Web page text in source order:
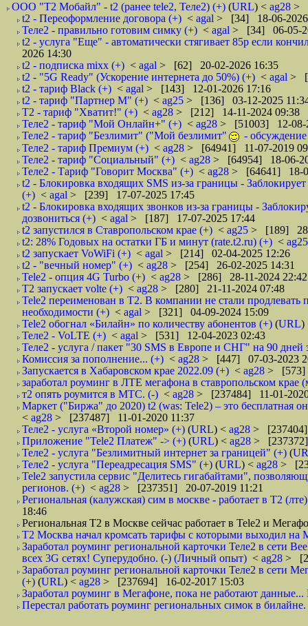
ООО "Т2 Мобайл" - t2 (ранее tele2, Теле2) (+) (URL) < ag28 >
t2 - Переоформление договора (+) < agal > [34] 18-06-2026
Теле2 - правильно готовим симку (+) < agal > [34] 06-05-
t2 - услуга "Еще" - автоматически стягивает 85р если
2026 14:30
t2 - подписка mixx (+) < agal > [62] 20-02-2026 16:35
t2 - "5G Ready" (Ускорение интернета до 50%) (+) < agal >
t2 - тариф Black (+) < agal > [143] 12-01-2026 17:16
t2 - тариф "Партнер М" (+) < ag25 > [136] 03-12-2025
Т2 - тариф "Хватит!" (+) < ag28 > [212] 14-11-2024 09:38
Теле2 - тариф "Мой Онлайн+" (+) < ag28 > [51003] 12-08-
Теле2 - тариф "Безлимит" ("Мой безлимит"
-
Теле2 - тариф Премиум (+) < ag28 > [64941] 11-07-2019
Теле2 - тариф "Социальный" (+) < ag28 > [64954] 18-06-
Теле2 - Тариф "Говорит Москва" (+) < ag28 > [64641] 18-
t2 - Блокировка входящих SMS из‑за границы -
(+) < agal > [239] 17-07-2025 17:45
t2 - Блокировка входящих звонков из‑за границы -
дозвониться (+) < agal > [187] 17-07-2025 17:44
t2 запустился в Ставропольском крае (+) < ag25 > [189] 28-
t2: 28% Годовых на остатки ГБ и минут (rate.t2.ru) (+) <
t2 запускает VoWiFi (+) < agal > [214] 02-04-2025 12:26
t2 - "вечный номер" (+) < ag28 > [254] 26-02-2025 14:31
Tele2 - опция 4G Turbo (+) < ag28 > [286] 28-11-2024 22:42
T2 запускает volte (+) < ag28 > [280] 21-11-2024 07:48
Tele2 переименован в T2. В компании не стали продлевать
необходимости (+) < agal > [321] 04-09-2024 15:09
Tele2 обогнал «Билайн» по количеству абонентов (+) (URL)
Теле2 - VoLTE (+) < agal > [531] 12-04-2023 02:43
Теле2 - услуга / пакет "30 SMS в Европе и СНГ" на 90 дней
Комиссия за пополнение... (+) < ag28 > [447] 07-03-2023
Запускается в Хабаровском крае 2022.09 (+) < ag28 > [573]
заработал роуминг в ЛТЕ мегафона в ставропольском крае
т2 опять роумится в МТС. (-) < ag28 > [237484] 11-01-
Маркет ("Биржа" до 2020) t2 (was: Tele2) – это бесплатная
< ag28 > [237487] 11-01-2020 11:37
Теле2 - услуга «Второй номер» (+) (URL) < ag28 > [237404]
Приложение "Tele2 Платеж" -> (+) (URL) < ag28 >
Теле2 - услуга "Безлимитный интернет за границей" (+) (
Теле2 - услуга "Переадресация SMS" (+) (URL) < ag28 >
Tele2 запустила сервис "Делитесь гигабайтами",
регионов. (+) < ag28 > [237351] 20-07-2019 11:21
Региональная (калужская) сим в москве - работает в Т2
18:46
Региональная Т2 в Москве сейчас работает в Tele2 и
Т2 Москва начал кромсать тарифы с которыми выходил на
Заработал роуминг региональной карточки Теле2 в сети
всех 3G сетях! Суперудобно. (-) (Личный опыт) < ag28 >
Заработал роуминг региональной карточки Теле2 в сети
(+) (URL) < ag28 > [237694] 16-02-2017 15:03
Заработал роуминг в Мегафоне, пока не работают
Перестал работать роуминг региональных симок в